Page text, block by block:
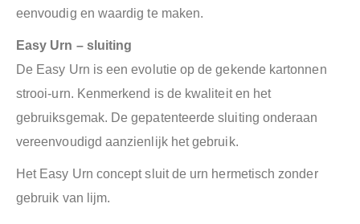
eenvoudig en waardig te maken.
Easy Urn – sluiting
De Easy Urn is een evolutie op de gekende kartonnen
strooi-urn. Kenmerkend is de kwaliteit en het
gebruiksgemak. De gepatenteerde sluiting onderaan
vereenvoudigd aanzienlijk het gebruik.
Het Easy Urn concept sluit de urn hermetisch zonder
gebruik van lijm.